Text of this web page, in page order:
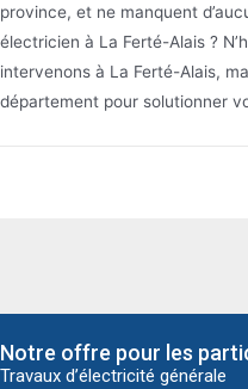
province, et ne manquent
électricien à La Ferté-Alais ?
intervenons à La Ferté-Alais,
département pour solutionner
Notre offre pour les
Travaux d’électricité générale